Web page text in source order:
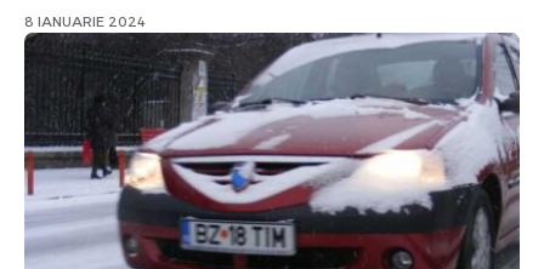
8 IANUARIE 2024